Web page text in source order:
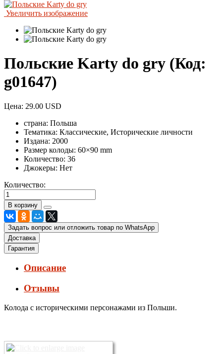
Увеличить изображение
Польские Karty do gry (Код:
g01647)
Цена: 29.00 USD
страна: Польша
Тематика: Классические, Исторические личности
Издана: 2000
Размер колоды: 60×90 mm
Количество: 36
Джокеры: Нет
Количество:
Задать вопрос или отложить товар по WhatsApp
Доставка
Гарантия
Описание
Отзывы
Колода с историческими персонажами из Польши.